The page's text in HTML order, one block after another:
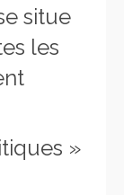
situe
les
»